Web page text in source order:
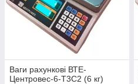
Ваги рахункові ВТЕ-
Центровес-6-Т3С2 (6 кг)